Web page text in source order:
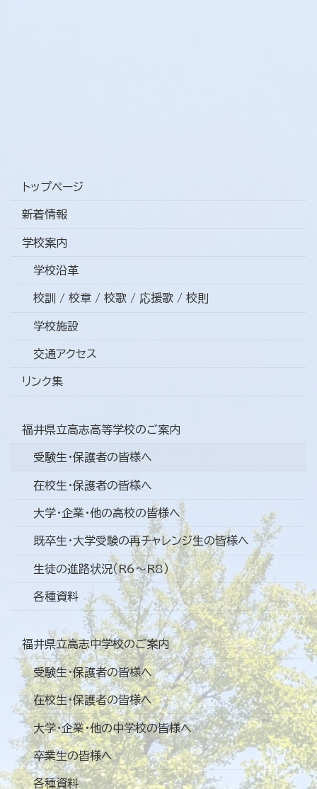
トップページ
新着情報
学校案内
学校沿革
校訓 / 校章 / 校歌 / 応援歌 / 校則
学校施設
交通アクセス
リンク集
福井県立高志高等学校のご案内
受験生・保護者の皆様へ
在校生・保護者の皆様へ
大学・企業・他の高校の皆様へ
既卒生・大学受験の再チャレンジ生の皆様へ
生徒の進路状況（R6～R8）
各種資料
福井県立高志中学校のご案内
受験生・保護者の皆様へ
在校生・保護者の皆様へ
大学・企業・他の中学校の皆様へ
卒業生の皆様へ
各種資料